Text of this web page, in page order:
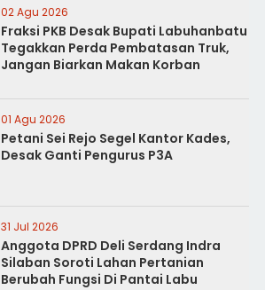
02 Agu 2026
Fraksi PKB Desak Bupati Labuhanbatu
Tegakkan Perda Pembatasan Truk,
Jangan Biarkan Makan Korban
01 Agu 2026
Petani Sei Rejo Segel Kantor Kades,
Desak Ganti Pengurus P3A
31 Jul 2026
Anggota DPRD Deli Serdang Indra
Silaban Soroti Lahan Pertanian
Berubah Fungsi Di Pantai Labu